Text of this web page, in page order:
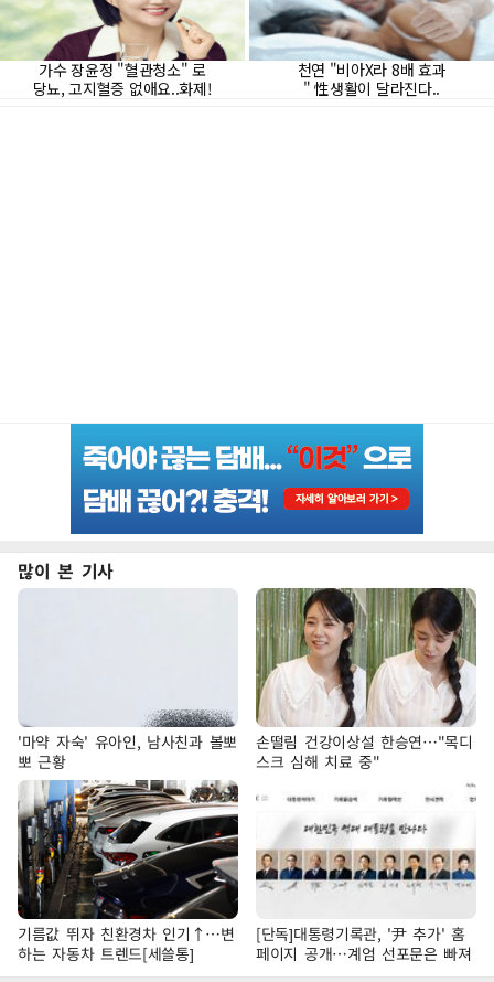
많이 본 기사
'마약 자숙' 유아인, 남사친과 볼뽀
뽀 근황
손떨림 건강이상설 한승연…"목디
스크 심해 치료 중"
기름값 뛰자 친환경차 인기↑…변
하는 자동차 트렌드[세쓸통]
[단독]대통령기록관, '尹 추가' 홈
페이지 공개…계엄 선포문은 빠져